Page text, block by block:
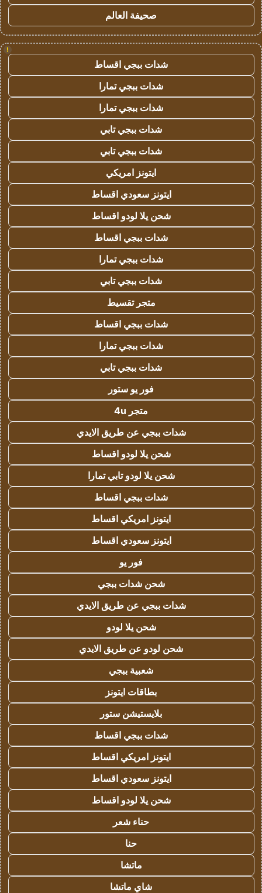
صحيفة العالم
!
شدات ببجي اقساط
شدات ببجي تمارا
شدات ببجي تمارا
شدات ببجي تابي
شدات ببجي تابي
ايتونز امريكي
ايتونز سعودي اقساط
شحن يلا لودو اقساط
شدات ببجي اقساط
شدات ببجي تمارا
شدات ببجي تابي
متجر تقسيط
شدات ببجي اقساط
شدات ببجي تمارا
شدات ببجي تابي
فور يو ستور
متجر 4u
شدات ببجي عن طريق الايدي
شحن يلا لودو اقساط
شحن يلا لودو تابي تمارا
شدات ببجي اقساط
ايتونز امريكي اقساط
ايتونز سعودي اقساط
فور يو
شحن شدات ببجي
شدات ببجي عن طريق الايدي
شحن يلا لودو
شحن لودو عن طريق الايدي
شعبية ببجي
بطاقات ايتونز
بلايستيشن ستور
شدات ببجي اقساط
ايتونز امريكي اقساط
ايتونز سعودي اقساط
شحن يلا لودو اقساط
حناء شعر
حنا
ماتشا
شاي ماتشا